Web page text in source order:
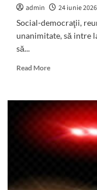
ați
admin
24 iunie 2026
Social-democraţii,
unanimitate, să intre
să...
Read MoreRead
(VIDEO)
PSD
a
decis
în
unanimitate
intre